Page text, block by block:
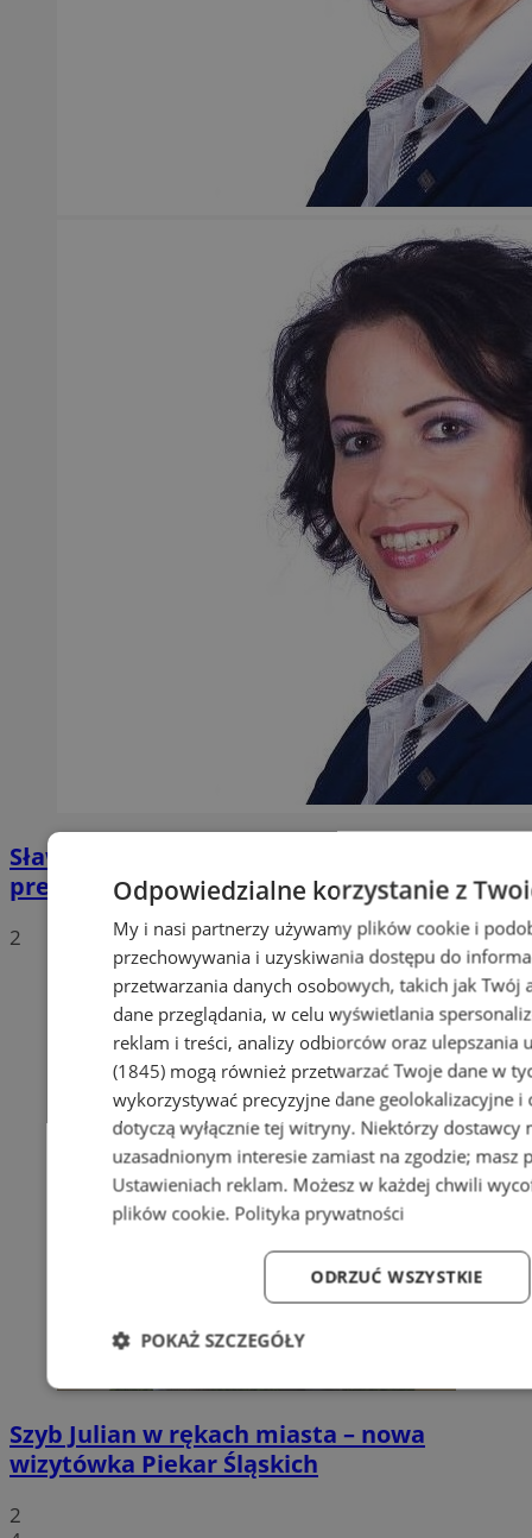
Sława Umińska-Duraj ponownie na fotelu
prezydenckim
2
Szyb Julian w rękach miasta – nowa
wizytówka Piekar Śląskich
2
Odpowiedzialne korzystanie z
My i nasi partnerzy używamy plików cookie i
przechowywania i uzyskiwania dostępu do
przetwarzania danych osobowych, takich jak
dane przeglądania, w celu wyświetlania
reklam i treści, analizy odbiorców oraz ulepszania
(1845)mogą również przetwarzać Twoje dane w
wykorzystywać precyzyjne dane geolokalizacyjne
dotyczą wyłącznie tej witryny. Niektórzy dostawcy
uzasadnionym interesie zamiast na zgodzie; masz
Ustawieniach reklam. Możesz w każdej chwili
plików cookie. Polityka prywatności
ODRZUĆ WSZYSTKIE
POKAŻ SZCZEGÓŁY
Niezbędne Wydajność Targetowanie